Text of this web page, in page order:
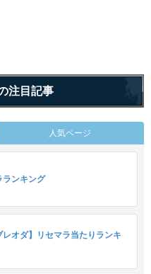
注目記事
人気ページ
ランキング
レオダ】リセマラ当たりランキ